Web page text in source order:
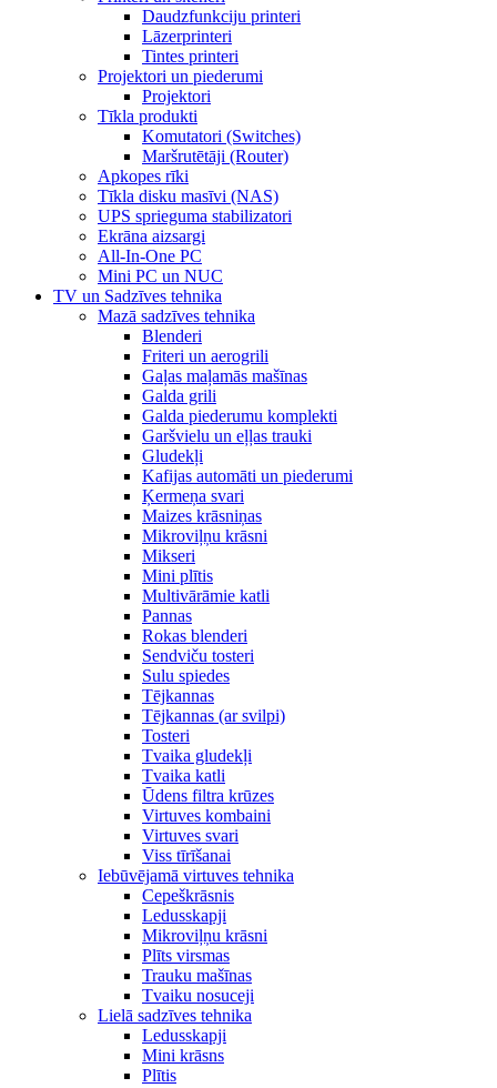
Daudzfunkciju printeri
Lāzerprinteri
Tintes printeri
Projektori un piederumi
Projektori
Tīkla produkti
Komutatori (Switches)
Maršrutētāji (Router)
Apkopes rīki
Tīkla disku masīvi (NAS)
UPS sprieguma stabilizatori
Ekrāna aizsargi
All-In-One PC
Mini PC un NUC
TV un Sadzīves tehnika
Mazā sadzīves tehnika
Blenderi
Friteri un aerogrili
Gaļas maļamās mašīnas
Galda grili
Galda piederumu komplekti
Garšvielu un eļļas trauki
Gludekļi
Kafijas automāti un piederumi
Ķermeņa svari
Maizes krāsniņas
Mikroviļņu krāsni
Mikseri
Mini plītis
Multivārāmie katli
Pannas
Rokas blenderi
Sendviču tosteri
Sulu spiedes
Tējkannas
Tējkannas (ar svilpi)
Tosteri
Tvaika gludekļi
Tvaika katli
Ūdens filtra krūzes
Virtuves kombaini
Virtuves svari
Viss tīrīšanai
Iebūvējamā virtuves tehnika
Cepeškrāsnis
Ledusskapji
Mikroviļņu krāsni
Plīts virsmas
Trauku mašīnas
Tvaiku nosuceji
Lielā sadzīves tehnika
Ledusskapji
Mini krāsns
Plītis